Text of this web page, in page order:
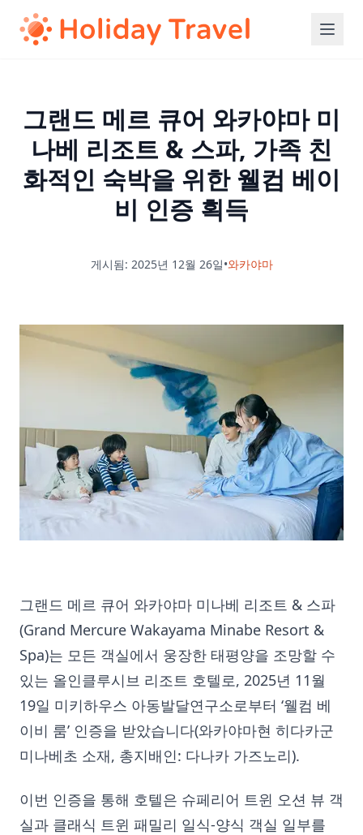
그랜드 메르 큐어 와카야마 미
나베 리조트 & 스파, 가족 친
화적인 숙박을 위한 웰컴 베이
비 인증 획득
게시됨: 2025년 12월 26일•와카야마
그랜드 메르 큐어 와카야마 미나베 리조트 & 스파
(Grand Mercure Wakayama Minabe Resort &
Spa)는 모든 객실에서 웅장한 태평양을 조망할 수
있는 올인클루시브 리조트 호텔로, 2025년 11월
19일 미키하우스 아동발달연구소로부터 ‘웰컴 베
이비 룸’ 인증을 받았습니다(와카야마현 히다카군
미나베초 소재, 총지배인: 다나카 가즈노리).
이번 인증을 통해 호텔은 슈페리어 트윈 오션 뷰 객
실과 클래식 트윈 패밀리 일식-양식 객실 일부를